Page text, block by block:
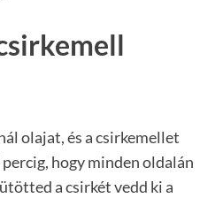
olajat, és a csirkemellet
hogy minden oldalán
a csirkét vedd ki a